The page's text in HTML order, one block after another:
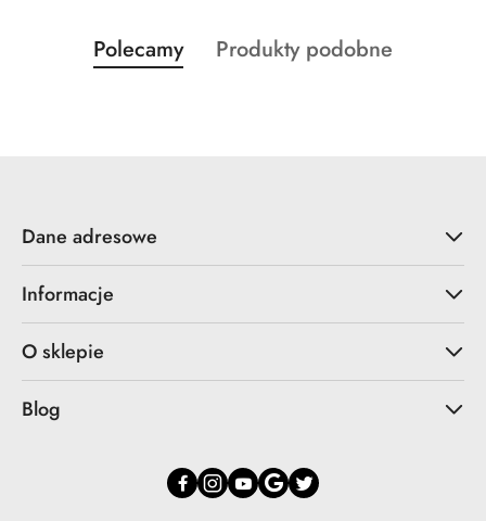
Pomiń karuzelę produktów
Produkty
o
Polecamy
Produkty
Produkty podobne
Dane adresowe
Informacje
O sklepie
Blog